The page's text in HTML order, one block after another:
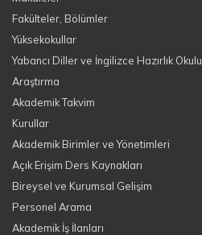
Fakülteler, Bölümler
Yüksekokullar
Yabancı Diller ve İngilizce Hazırlık Okulu
Araştırma
Akademik Takvim
Kurullar
Akademik Birimler ve Yönetimleri
Açık Erişim Ders Kaynakları
Bireysel ve Kurumsal Gelişim
Personel Arama
Akademik İş İlanları